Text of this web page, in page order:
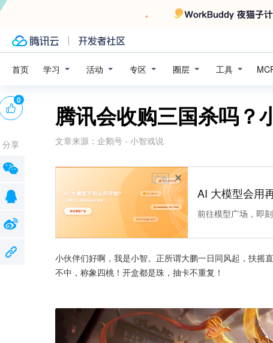
首页 学习 活动 专区 圈层 工具
腾讯会收购三国杀吗？
文章来源： 企鹅号 - 小智戏说
广告
AI 大模型会用
前往模型广场，即
小伙伴们好啊，我是小智。正所谓大鹏一日同风起，扶摇
不中，称象四桃！开盒都是珠，抽卡不重复！
0
分享